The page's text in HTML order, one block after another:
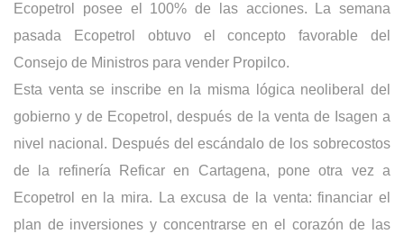
Ecopetrol posee el 100% de las acciones. La semana
pasada Ecopetrol obtuvo el concepto favorable del
Consejo de Ministros para vender Propilco.
Esta venta se inscribe en la misma lógica neoliberal del
gobierno y de Ecopetrol, después de la venta de Isagen a
nivel nacional. Después del escándalo de los sobrecostos
de la refinería Reficar en Cartagena, pone otra vez a
Ecopetrol en la mira. La excusa de la venta: financiar el
plan de inversiones y concentrarse en el corazón de las